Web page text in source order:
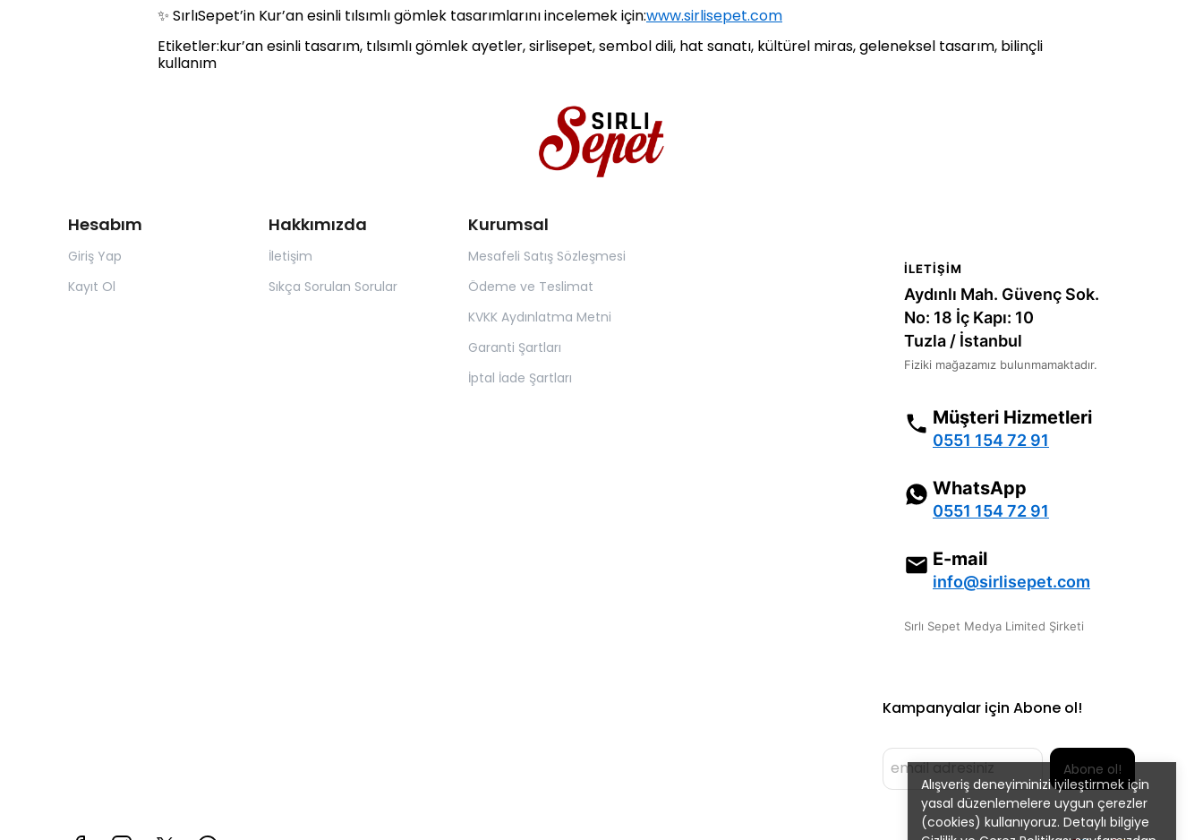
Alışveriş deneyiminizi iyileştirmek için
yasal düzenlemelere uygun çerezler
(cookies) kullanıyoruz. Detaylı bilgiye
✨ SırlıSepet’in Kur’an esinli tılsımlı gömlek tasarımlarını incelemek için:www.sirlisepet.com
Etiketler:kur’an esinli tasarım, tılsımlı gömlek ayetler, sirlisepet, sembol dili, hat sanatı, kültürel miras, geleneksel tasarım, bilinçli
kullanım
Hesabım
Giriş Yap
Kayıt Ol
Hakkımızda
İletişim
Sıkça Sorulan Sorular
Kurumsal
Mesafeli Satış Sözleşmesi
Ödeme ve Teslimat
KVKK Aydınlatma Metni
Garanti Şartları
İptal İade Şartları
İLETIŞIM
Aydınlı Mah. Güvenç Sok.
No: 18 İç Kapı: 10
Tuzla / İstanbul
Fiziki mağazamız bulunmamaktadır.
Müşteri Hizmetleri
0551 154 72 91
WhatsApp
0551 154 72 91
E-mail
info@sirlisepet.com
Sırlı Sepet Medya Limited Şirketi
Kampanyalar için Abone ol!
Abone ol!